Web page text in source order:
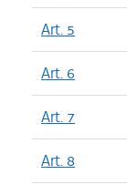
Art. 5
Art. 6
Art. 7
Art. 8